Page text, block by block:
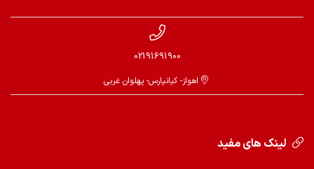
02191691900
اهواز- کیانپارس- پهلوان غربی
لینک های مفید